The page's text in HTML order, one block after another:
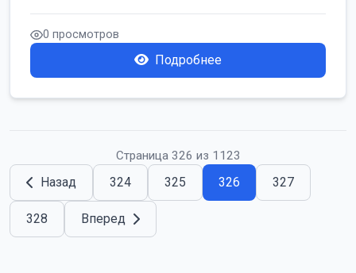
работать б...
0 просмотров
Подробнее
Страница 326 из 1123
Назад 324 325 326 327
328 Вперед